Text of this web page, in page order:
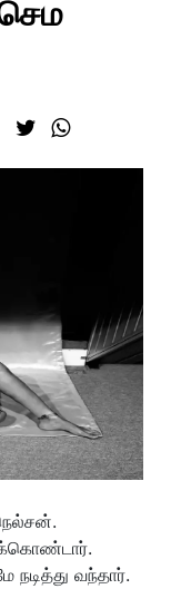
நடித்து வந்தார்.